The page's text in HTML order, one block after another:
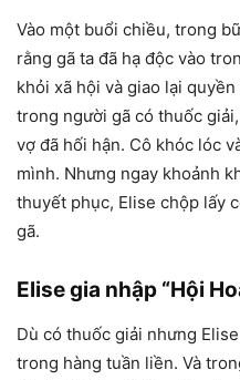
Vào một buổi chiều, trong
rằng gã ta đã hạ độc vào
khỏi xã hội và giao lại
trong người gã có thuốc
vợ đã hối hận. Cô khóc lóc
mình. Nhưng ngay khoảnh
thuyết phục, Elise chộp lấy
gã.
Elise gia nhập “Hội
Dù có thuốc giải nhưng
trong hàng tuần liền. Và